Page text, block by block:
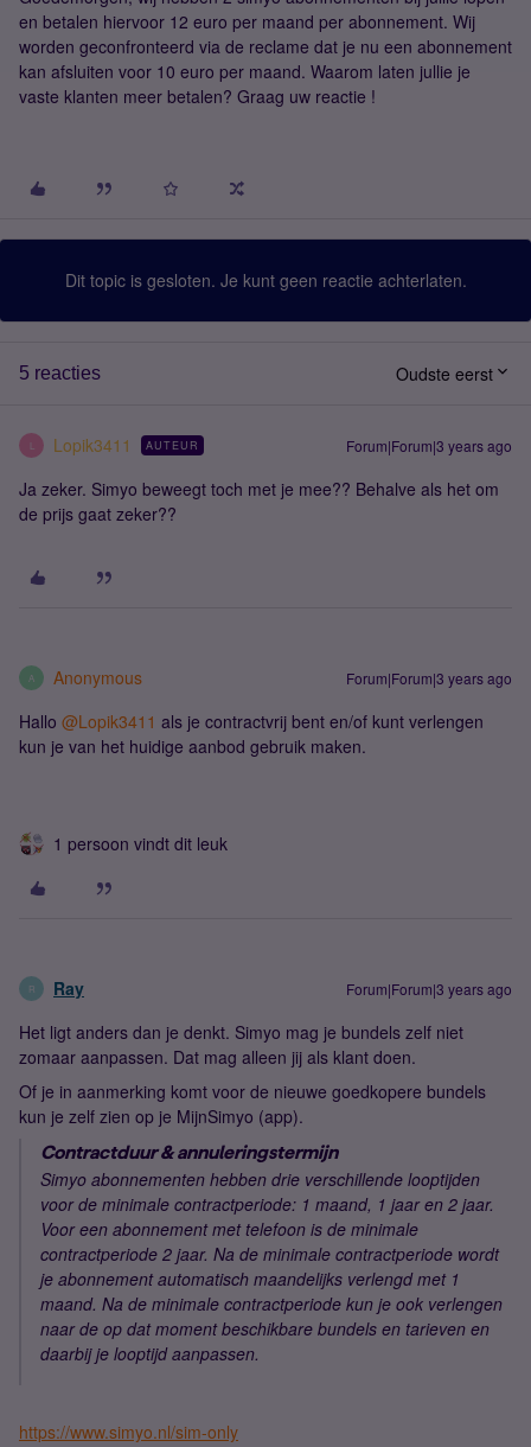
en betalen hiervoor 12 euro per maand per abonnement. Wij
worden geconfronteerd via de reclame dat je nu een abonnement
kan afsluiten voor 10 euro per maand. Waarom laten jullie je
vaste klanten meer betalen? Graag uw reactie !
Dit topic is gesloten. Je kunt geen reactie achterlaten.
5 reacties Oudste eerst
Lopik3411 AUTEUR Forum|Forum|3 years ago
Ja zeker. Simyo beweegt toch met je mee?? Behalve als het om
de prijs gaat zeker??
A Anonymous Forum|Forum|3 years ago
Hallo @Lopik3411 als je contractvrij bent en/of kunt verlengen
kun je van het huidige aanbod gebruik maken.
1 persoon vindt dit leuk
R Ray Forum|Forum|3 years ago
Het ligt anders dan je denkt. Simyo mag je bundels zelf niet
zomaar aanpassen. Dat mag alleen jij als klant doen.
Of je in aanmerking komt voor de nieuwe goedkopere bundels
kun je zelf zien op je MijnSimyo (app).
Contractduur & annuleringstermijn
Simyo abonnementen hebben drie verschillende looptijden
voor de minimale contractperiode: 1 maand, 1 jaar en 2 jaar.
Voor een abonnement met telefoon is de minimale
contractperiode 2 jaar. Na de minimale contractperiode wordt
je abonnement automatisch maandelijks verlengd met 1
maand. Na de minimale contractperiode kun je ook verlengen
naar de op dat moment beschikbare bundels en tarieven en
daarbij je looptijd aanpassen.
https://www.simyo.nl/sim-only